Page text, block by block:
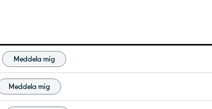
Meddela mig
Meddela mig